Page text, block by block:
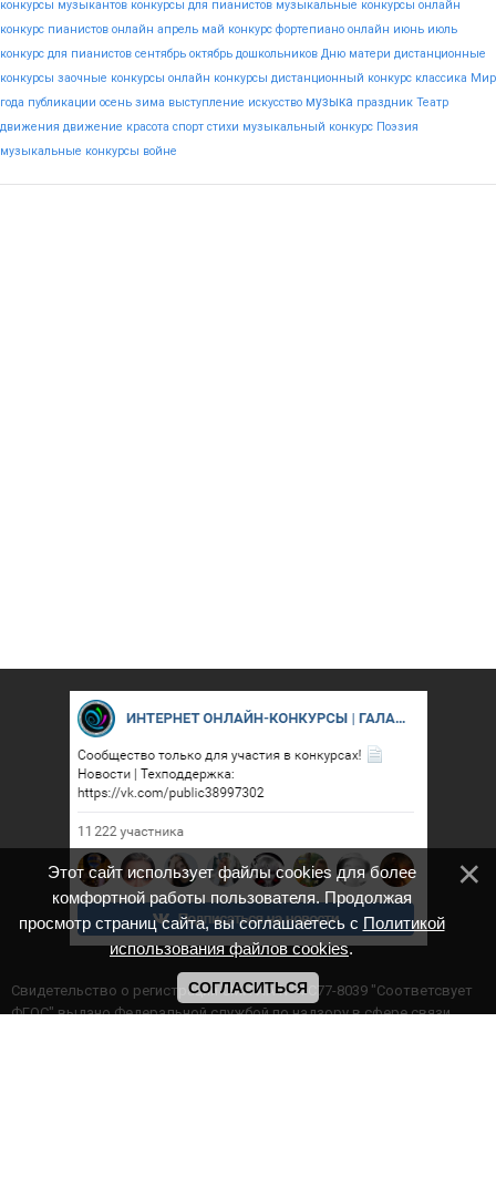
конкурсы музыкантов конкурсы для пианистов музыкальные конкурсы онлайн
конкурс пианистов онлайн апрель май конкурс фортепиано онлайн июнь июль
конкурс для пианистов сентябрь октябрь дошкольников Дню матери дистанционные
конкурсы заочные конкурсы онлайн конкурсы дистанционный конкурс классика Мир
года публикации осень зима выступление искусство музыка праздник Театр
движения движение красота спорт стихи музыкальный конкурс Поэзия
музыкальные конкурсы войне
Cвидетельство о регистрации СМИ ИА № ФС77-8039 "Соответсвует
ФГОС" выдано Федеральной службой по надзору в сфере связи,
Этот сайт использует файлы cookies для более
комфортной работы пользователя. Продолжая
просмотр страниц сайта, вы соглашаетесь с Политикой
использования файлов cookies.
СОГЛАСИТЬСЯ